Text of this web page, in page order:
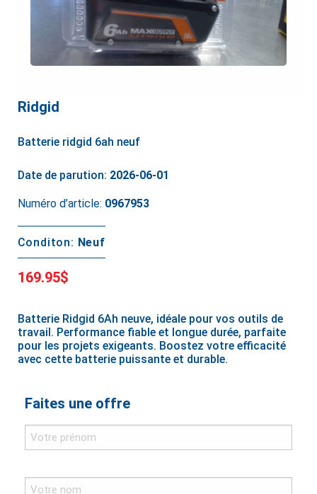
Ridgid
Batterie ridgid 6ah neuf
Date de parution: 2026-06-01
Numéro d’article: 0967953
Conditon: Neuf
169.95$
Batterie Ridgid 6Ah neuve, idéale pour vos outils de
travail. Performance fiable et longue durée, parfaite
pour les projets exigeants. Boostez votre efficacité
avec cette batterie puissante et durable.
Faites une offre